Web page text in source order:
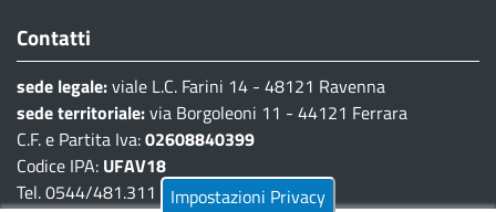
Contatti
sede legale:viale L.C. Farini 14 - 48121 Ravenna
sede territoriale:via Borgoleoni 11 - 44121 Ferrara
C.F. e Partita Iva:02608840399
Codice IPA: UFAV18
Tel. 0544/481.311 - 0532/783.711
Impostazioni Privacy